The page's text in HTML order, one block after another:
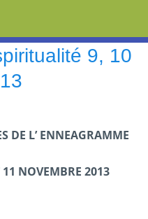
9, 10
DE L’ ENNEAGRAMME
NOVEMBRE 2013